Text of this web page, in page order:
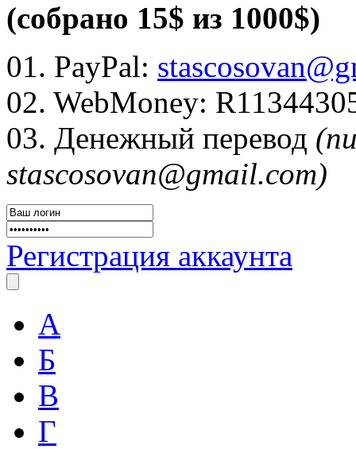
(собрано 15$ из 1000$)
01. PayPal:
02. WebMoney:
03. Денежный перевод
stascosovan@gmail.com)
Регистрация аккаунта
А
Б
В
Г